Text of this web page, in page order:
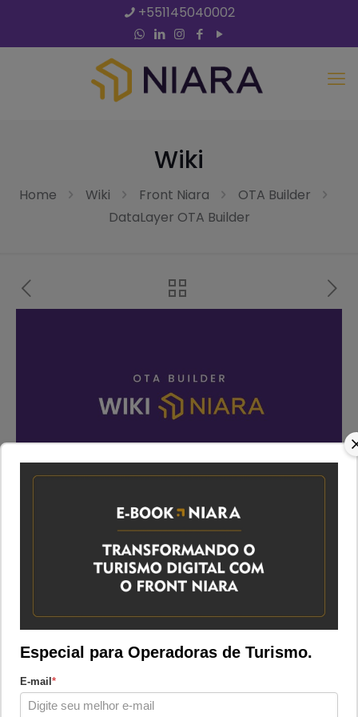
+551145040002
Wiki
Home Wiki Front Niara
OTA Builder
DataLayer OTA Builder
DataLayer OTA Builder
Atualizado em 05/08/25
OTA Builder
Compartilhar
Descrição
Especial para Operadoras de Turismo.
E-mail*